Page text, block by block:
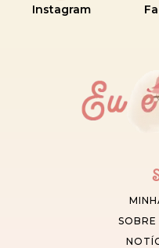
Instagram
SOBRE